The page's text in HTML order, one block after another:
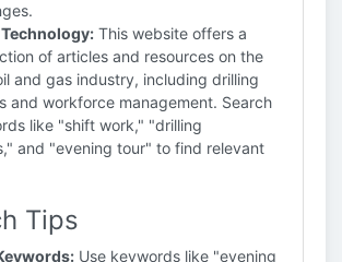
This website offers a
of articles and resources on the
and gas industry, including drilling
and workforce management. Search
like "shift work," "drilling
and "evening tour" to find relevant
Tips
Use keywords like "evening